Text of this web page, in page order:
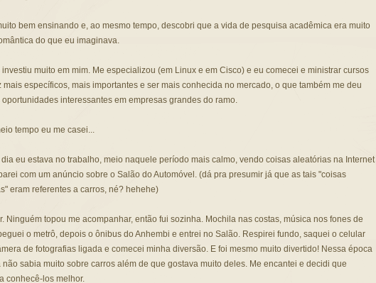
bem ensinando e, ao mesmo tempo, descobri que a vida de pesquisa acadêmica era muito
do que eu imaginava.
investiu muito em mim. Me especializou (em Linux e em Cisco) e eu comecei e ministrar cursos
mais específicos, mais importantes e ser mais conhecida no mercado, o que também me deu
interessantes em empresas grandes do ramo.
tempo eu me casei...
eu estava no trabalho, meio naquele período mais calmo, vendo coisas aleatórias na Internet
com um anúncio sobre o Salão do Automóvel. (dá pra presumir já que as tais "coisas
eram referentes a carros, né? hehehe)
Ninguém topou me acompanhar, então fui sozinha. Mochila nas costas, música nos fones de
o metrô, depois o ônibus do Anhembi e entrei no Salão. Respirei fundo, saquei o celular
de fotografias ligada e comecei minha diversão. E foi mesmo muito divertido! Nessa época
não sabia muito sobre carros além de que gostava muito deles. Me encantei e decidi que
conhecê-los melhor.